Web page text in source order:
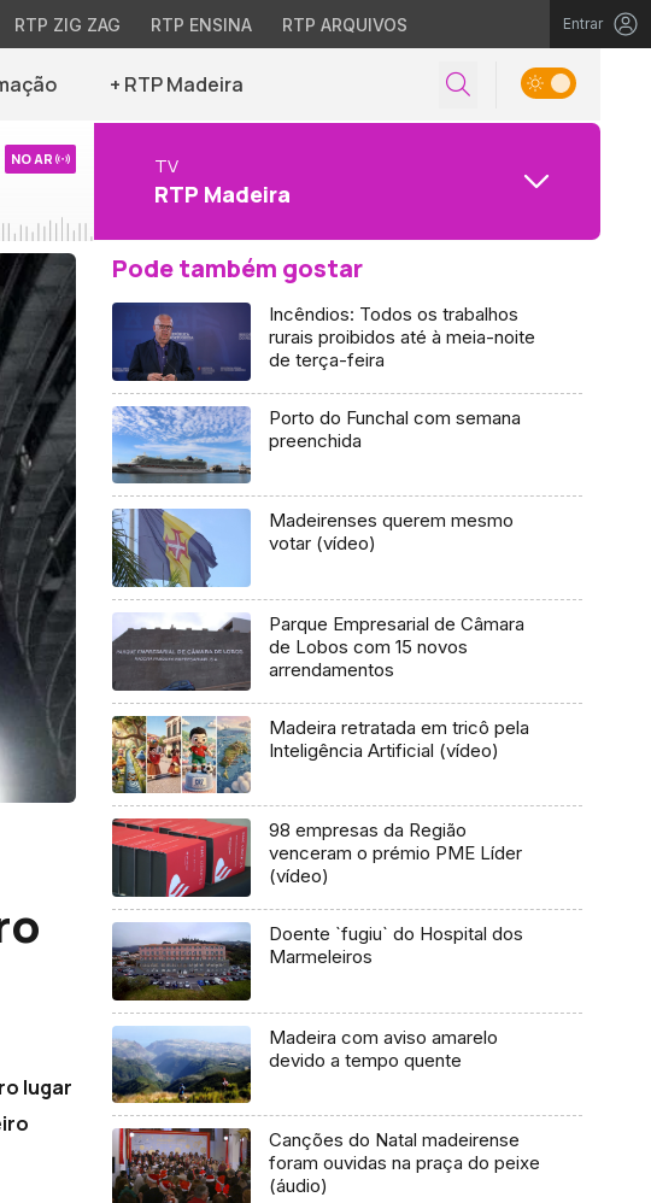
RTP ZIG ZAG RTP ENSINA RTP ARQUIVOS Entrar
+ RTP Madeira
NO AR TV
RTP Madeira
lugar
Pode também gostar
Incêndios: Todos os trabalhos
rurais proibidos até à meia-noite
de terça-feira
Porto do Funchal com semana
preenchida
Madeirenses querem mesmo
votar (vídeo)
Parque Empresarial de Câmara
de Lobos com 15 novos
arrendamentos
Madeira retratada em tricô pela
Inteligência Artificial (vídeo)
98 empresas da Região
venceram o prémio PME Líder
(vídeo)
Doente `fugiu` do Hospital dos
Marmeleiros
Madeira com aviso amarelo
devido a tempo quente
Canções do Natal madeirense
foram ouvidas na praça do peixe
(áudio)